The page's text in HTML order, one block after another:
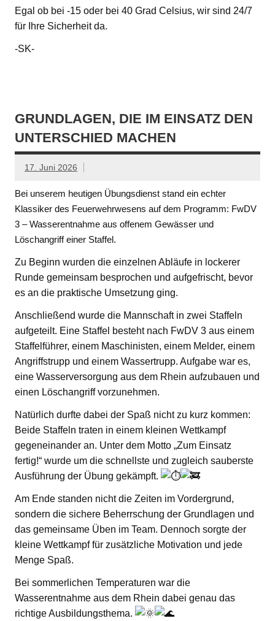
Egal ob bei -15 oder bei 40 Grad Celsius, wir sind 24/7
für Ihre Sicherheit da.
-SK-
GRUNDLAGEN, DIE IM EINSATZ DEN
UNTERSCHIED MACHEN
17. Juni 2026
Bei unserem heutigen Übungsdienst stand ein echter
Klassiker des Feuerwehrwesens auf dem Programm: FwDV
3 – Wasserentnahme aus offenem Gewässer und
Löschangriff einer Staffel.
Zu Beginn wurden die einzelnen Abläufe in lockerer
Runde gemeinsam besprochen und aufgefrischt, bevor
es an die praktische Umsetzung ging.
Anschließend wurde die Mannschaft in zwei Staffeln
aufgeteilt. Eine Staffel besteht nach FwDV 3 aus einem
Staffelführer, einem Maschinisten, einem Melder, einem
Angriffstrupp und einem Wassertrupp. Aufgabe war es,
eine Wasserversorgung aus dem Rhein aufzubauen und
einen Löschangriff vorzunehmen.
Natürlich durfte dabei der Spaß nicht zu kurz kommen:
Beide Staffeln traten in einem kleinen Wettkampf
gegeneinander an. Unter dem Motto „Zum Einsatz
fertig!“ wurde um die schnellste und zugleich sauberste
Ausführung der Übung gekämpft.
Am Ende standen nicht die Zeiten im Vordergrund,
sondern die sichere Beherrschung der Grundlagen und
das gemeinsame Üben im Team. Dennoch sorgte der
kleine Wettkampf für zusätzliche Motivation und jede
Menge Spaß.
Bei sommerlichen Temperaturen war die
Wasserentnahme aus dem Rhein dabei genau das
richtige Ausbildungsthema.